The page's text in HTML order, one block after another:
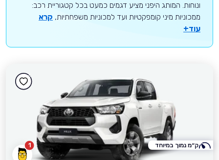
ונוחות. המותג היפני מציע דגמים כמעט בכל קטגוריית רכב:
ממכוניות מיני קומפקטיות ועד למכוניות משפחתיות, קרא
עוד+
1 ק״מ נמוך במיוחד